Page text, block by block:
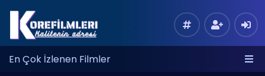
En Çok İzlenen Filmler